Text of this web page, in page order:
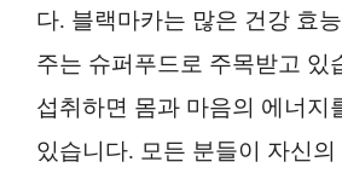
다. 블랙마카는 많은 건강 효
주는 슈퍼푸드로 주목받고 있
섭취하면 몸과 마음의 에너지
있습니다. 모든 분들이 자신